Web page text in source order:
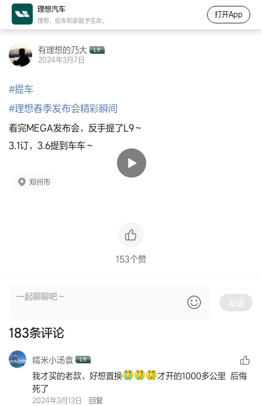
有理想的乃大
2024年3月7日
#提车
#理想春季发布会精彩瞬间
看完MEGA发布会，反手提了L9～
3.1订，3.6提到车车～
郑州市
153个赞
发送
183条评论
糯米小汤袁
我才买的老款，好想置换
才开的1000多公里 后悔
死了
2024年3月13日 回复
理想汽车
理想，给车和家赋予生命。
打开App